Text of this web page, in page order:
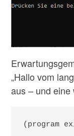
„Hallo vom
aus – und
(program